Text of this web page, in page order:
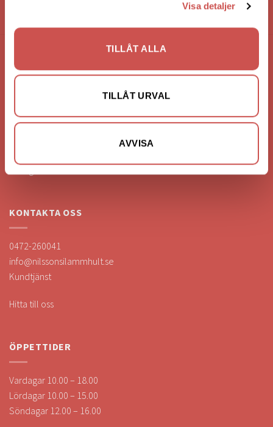
Visa detaljer
TILLÅT ALLA
TILLÅT URVAL
AVVISA
Nilssons Möbler i Lammhult
N. Fabriksgatan 2
363 44 Lammhult
KONTAKTA OSS
0472-260041
info@nilssonsilammhult.se
Kundtjänst
Hitta till oss
ÖPPETTIDER
Vardagar 10.00 – 18.00
Lördagar 10.00 – 15.00
Söndagar 12.00 – 16.00